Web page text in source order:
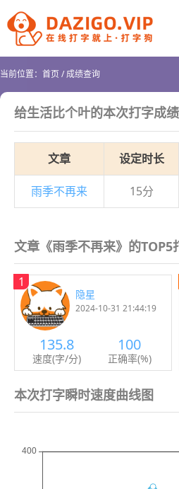
当前位置： 首页/成绩查询
给生活比个叶的本次打字成绩
文章 设定时长
雨季不再来 15分
文章《雨季不再来》的TOP5
1
隐星
2024-10-31 21:44:19
135.8
速度(字/分)
100
正确率(%)
本次打字瞬时速度曲线图